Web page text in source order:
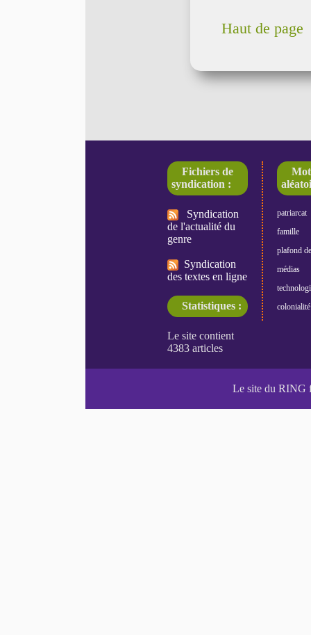
Haut de page
Fichiers de
syndication :
Syndication
de l'actualité du
genre
Syndication
des textes en ligne
Statistiques :
patriarcat
famille
plafond
médias
colonialité
Le site du RING